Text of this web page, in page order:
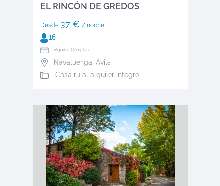
EL RINCÓN DE GREDOS
Desde37 € / noche
16
Alquiler: Completo
Navaluenga Ávila
Casa rural alquiler integro